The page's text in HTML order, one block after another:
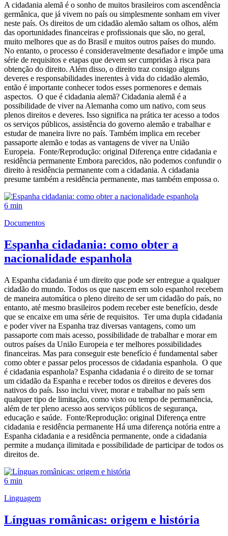
A cidadania alemã é o sonho de muitos brasileiros com ascendência
germânica, que já vivem no país ou simplesmente sonham em viver
neste país. Os direitos de um cidadão alemão saltam os olhos, além
das oportunidades financeiras e profissionais que são, no geral,
muito melhores que as do Brasil e muitos outros países do mundo.
No entanto, o processo é consideravelmente desafiador e impõe uma
série de requisitos e etapas que devem ser cumpridas à risca para
obtenção do direito. Além disso, o direito traz consigo alguns
deveres e responsabilidades inerentes à vida do cidadão alemão,
então é importante conhecer todos esses pormenores e demais
aspectos. O que é cidadania alemã? Cidadania alemã é a
possibilidade de viver na Alemanha como um nativo, com seus
plenos direitos e deveres. Isso significa na prática ter acesso a todos
os serviços públicos, assistência do governo alemão e trabalhar e
estudar de maneira livre no país. Também implica em receber
passaporte alemão e todas as vantagens de viver na União
Europeia. Fonte/Reprodução: original Diferença entre cidadania e
residência permanente Embora parecidos, não podemos confundir o
direito à residência permanente com a cidadania. A cidadania
presume também a residência permanente, mas também empossa o.
6 min
Documentos
Espanha cidadania: como obter a
nacionalidade espanhola
A Espanha cidadania é um direito que pode ser entregue a qualquer
cidadão do mundo. Todos os que nascem em solo espanhol recebem
de maneira automática o pleno direito de ser um cidadão do país, no
entanto, até mesmo brasileiros podem receber este benefício, desde
que se encaixe em uma série de requisitos. Ter uma dupla cidadania
e poder viver na Espanha traz diversas vantagens, como um
passaporte com mais acesso, possibilidade de trabalhar e morar em
outros países da União Europeia e ter melhores possibilidades
financeiras. Mas para conseguir este benefício é fundamental saber
como obter e passar pelos processos de cidadania espanhola. O que
é cidadania espanhola? Espanha cidadania é o direito de se tornar
um cidadão da Espanha e receber todos os direitos e deveres dos
nativos do país. Isso inclui viver, morar e trabalhar no país sem
qualquer tipo de limitação, como visto ou tempo de permanência,
além de ter pleno acesso aos serviços públicos de segurança,
educação e saúde. Fonte/Reprodução: original Diferença entre
cidadania e residência permanente Há uma diferença notória entre a
Espanha cidadania e a residência permanente, onde a cidadania
permite a mudança ilimitada e possibilidade de participar de todos os
direitos de.
6 min
Linguagem
Línguas românicas: origem e história